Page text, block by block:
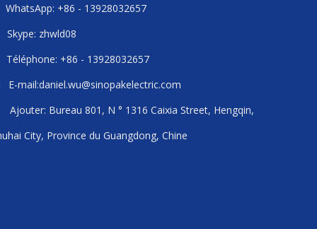
WhatsApp: +86 - 13928032657
Skype: zhwld08
Téléphone: +86 - 13928032657
E-mail:daniel.wu@sinopakelectric.com
Ajouter: Bureau 801, N ° 1316 Caixia Street, Hengqin,
City, Province du Guangdong, Chine